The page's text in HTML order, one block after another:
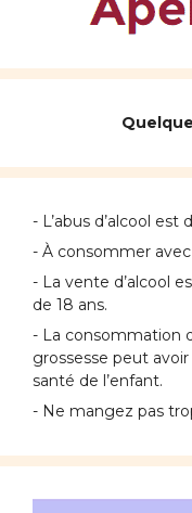
- L’abus d’alcool
- À consommer
- La vente d’alcool
de 18 ans.
- La consommation
grossesse peut
santé de l’enfant.
- Ne mangez pas